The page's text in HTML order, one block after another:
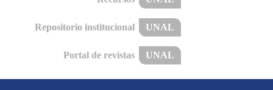
Repositorio institucional UNAL
Portal de revistas UNAL